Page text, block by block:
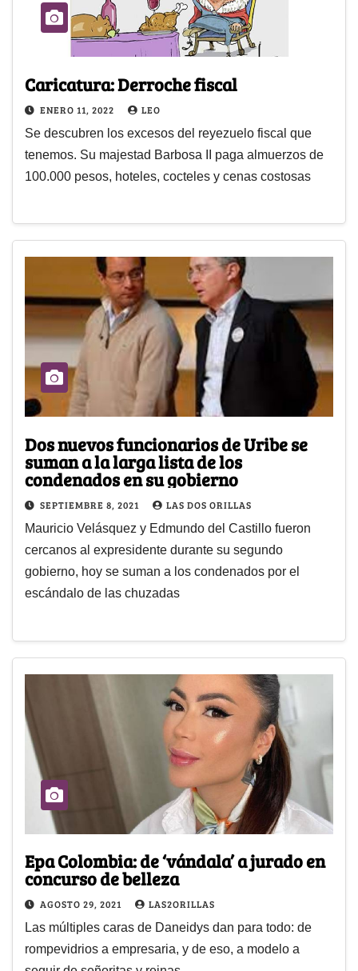
Caricatura: Derroche fiscal
ENERO 11, 2022 LEO
Se descubren los excesos del reyezuelo fiscal que
tenemos. Su majestad Barbosa II paga almuerzos de
100.000 pesos, hoteles, cocteles y cenas costosas
Dos nuevos funcionarios de Uribe se
suman a la larga lista de los
condenados en su gobierno
SEPTIEMBRE 8, 2021 LAS DOS ORILLAS
Mauricio Velásquez y Edmundo del Castillo fueron
cercanos al expresidente durante su segundo
gobierno, hoy se suman a los condenados por el
escándalo de las chuzadas
Epa Colombia: de ‘vándala’ a jurado en
concurso de belleza
AGOSTO 29, 2021 LAS2ORILLAS
Las múltiples caras de Daneidys dan para todo: de
rompevidrios a empresaria, y de eso, a modelo a